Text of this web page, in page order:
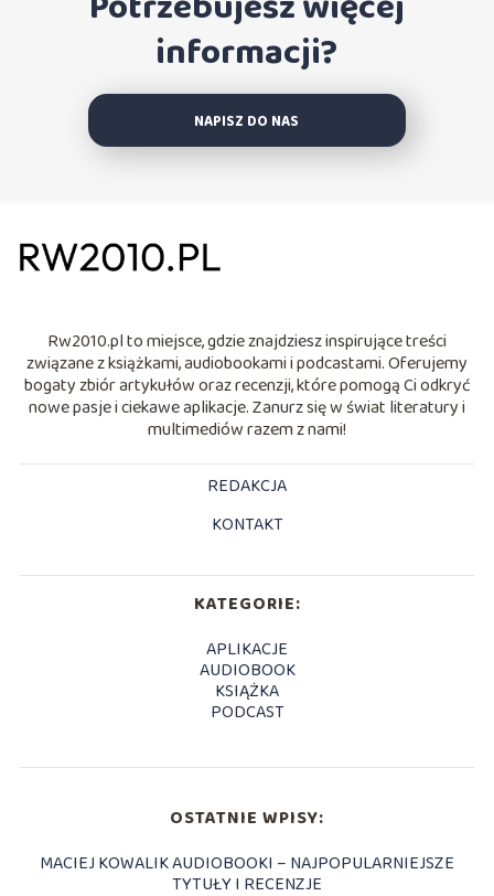
informacji?
NAPISZ DO NAS
Rw2010.pl to miejsce, gdzie znajdziesz inspirujące treści
związane z książkami, audiobookami i podcastami. Oferujemy
bogaty zbiór artykułów oraz recenzji, które pomogą Ci odkryć
nowe pasje i ciekawe aplikacje. Zanurz się w świat literatury i
multimediów razem z nami!
REDAKCJA
KONTAKT
KATEGORIE:
APLIKACJE
AUDIOBOOK
KSIĄŻKA
PODCAST
OSTATNIE WPISY:
MACIEJ KOWALIK AUDIOBOOKI – NAJPOPULARNIEJSZE
TYTUŁY I RECENZJE